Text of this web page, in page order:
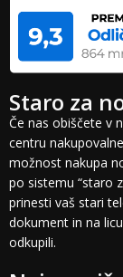
Staro za
Če nas obiščete v
centru
možnost nakupa
po sistemu “staro
prinesti vaš stari
dokument in na
odkupili.